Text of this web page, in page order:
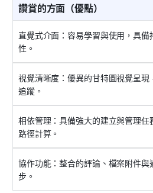
讚賞的方面（優點）
直覺式介面：容易學習與使用，具
性。
視覺清晰度：優異的甘特圖視覺呈
追蹤。
相依管理：具備強大的建立與管理
路徑計算。
協作功能：整合的評論、檔案附件
步。